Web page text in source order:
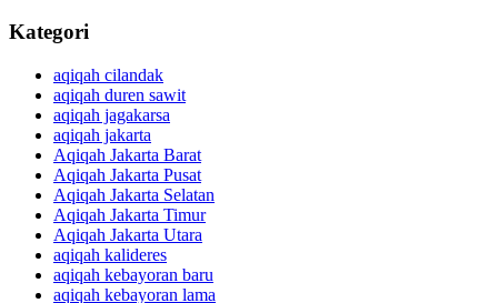
Kategori
aqiqah cilandak
aqiqah duren sawit
aqiqah jagakarsa
aqiqah jakarta
Aqiqah Jakarta Barat
Aqiqah Jakarta Pusat
Aqiqah Jakarta Selatan
Aqiqah Jakarta Timur
Aqiqah Jakarta Utara
aqiqah kalideres
aqiqah kebayoran baru
aqiqah kebayoran lama